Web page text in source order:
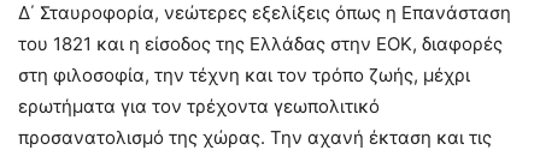
Δ΄ Σταυροφορία, νεώτερες εξελίξεις όπως η Επανάσταση
του 1821 και η είσοδος της Ελλάδας στην ΕΟΚ, διαφορές
στη φιλοσοφία, την τέχνη και τον τρόπο ζωής, μέχρι
ερωτήματα για τον τρέχοντα γεωπολιτικό
προσανατολισμό της χώρας. Την αχανή έκταση και τις